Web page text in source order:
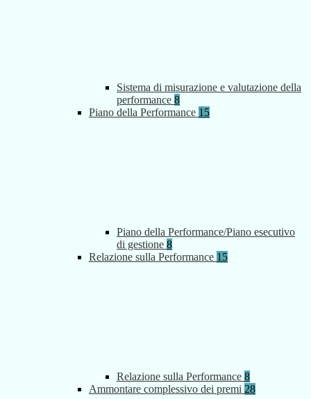
Sistema di misurazione e valutazione della
performance 8
Piano della Performance 15
Piano della Performance/Piano esecutivo
di gestione 8
Relazione sulla Performance 15
Relazione sulla Performance 8
Ammontare complessivo dei premi 28